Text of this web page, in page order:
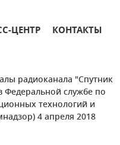
ЦЕНТР КОНТАКТЫ
радиоканала "Спутник
Федеральной службе по
технологий и
4 апреля 2018